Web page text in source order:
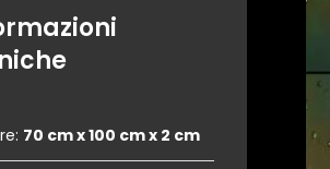
70 cm x 100 cm x 2 cm